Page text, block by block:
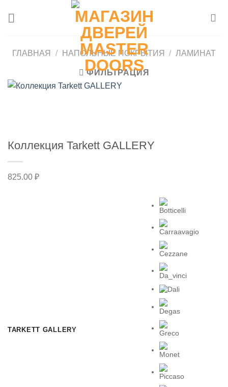
ГЛАВНАЯ / НАПОЛЬНЫЕ ПОКРЫТИЯ / ЛАМИНАТ
ФИЛЬТРАЦИЯ
Коллекция Tarkett GALLERY
825.00 ₽
TARKETT GALLERY